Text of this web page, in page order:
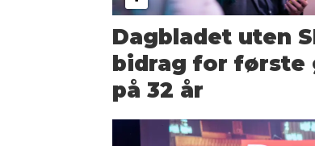
Dagbladet uten
bidrag for første
på 32 år